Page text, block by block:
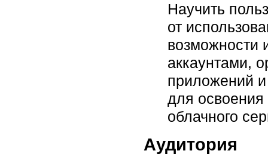
Научить
от
возможности
аккаунтами,
приложений
для
облачного
Аудитория